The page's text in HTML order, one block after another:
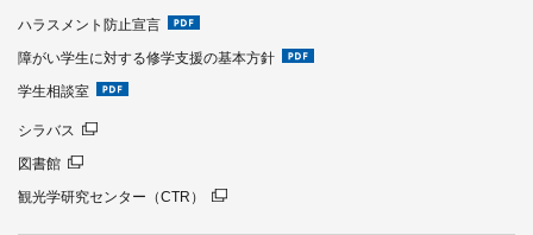
ハラスメント防止宣言
障がい学生に対する修学支援の基本方針
学生相談室
シラバス
図書館
観光学研究センター（CTR）